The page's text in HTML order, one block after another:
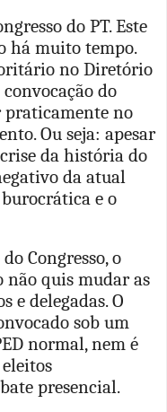
do PT. Este
há muito tempo.
no Diretório
do
praticamente no
Ou seja: apesar
da história do
da atual
e o
Congresso, o
quis mudar as
e delegadas. O
sob um
normal, nem é
presencial.